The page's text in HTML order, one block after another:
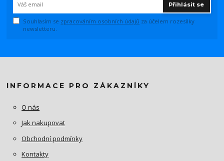
Přihlásit se
Souhlasím se zpracováním osobních údajů za účelem rozesílky
newsletteru.
INFORMACE PRO ZÁKAZNÍKY
O nás
Jak nakupovat
Obchodní podmínky
Kontakty